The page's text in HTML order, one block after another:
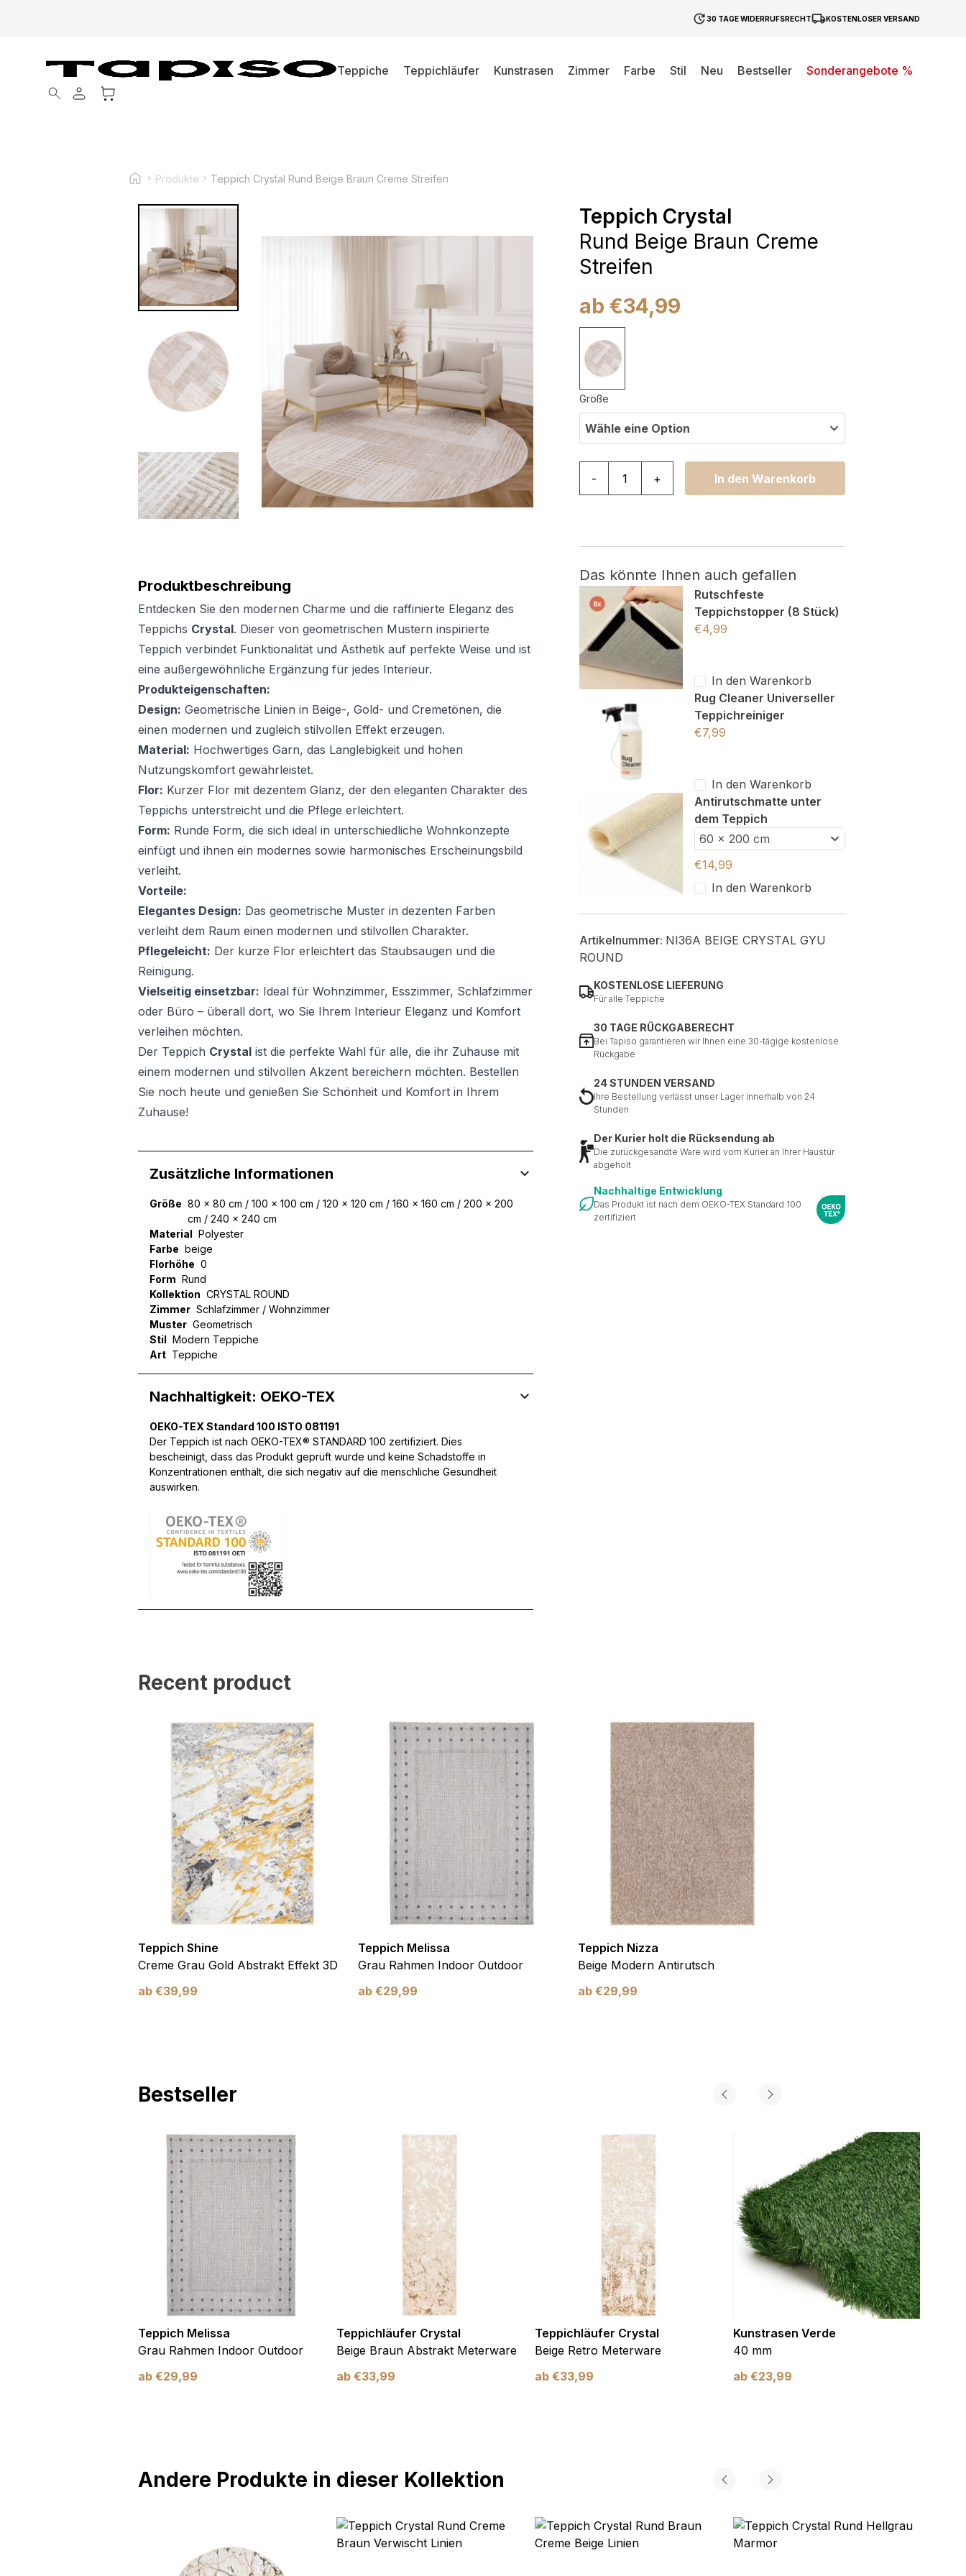
30 TAGE WIDERRUFSRECHT KOSTENLOSER VERSAND
Teppiche Teppichläufer Kunstrasen Zimmer Farbe Stil Neu Bestseller
Sonderangebote %
Products search
Produkte Teppich Crystal Rund Beige Braun Creme Streifen
Produktbeschreibung
Entdecken Sie den modernen Charme und die raffinierte Eleganz des
Teppichs Crystal. Dieser von geometrischen Mustern inspirierte
Teppich verbindet Funktionalität und Ästhetik auf perfekte Weise und ist
eine außergewöhnliche Ergänzung für jedes Interieur.
Produkteigenschaften:
Design: Geometrische Linien in Beige-, Gold- und Cremetönen, die
einen modernen und zugleich stilvollen Effekt erzeugen.
Material: Hochwertiges Garn, das Langlebigkeit und hohen
Nutzungskomfort gewährleistet.
Flor: Kurzer Flor mit dezentem Glanz, der den eleganten Charakter des
Teppichs unterstreicht und die Pflege erleichtert.
Form: Runde Form, die sich ideal in unterschiedliche Wohnkonzepte
einfügt und ihnen ein modernes sowie harmonisches Erscheinungsbild
verleiht.
Vorteile:
Elegantes Design: Das geometrische Muster in dezenten Farben
verleiht dem Raum einen modernen und stilvollen Charakter.
Pflegeleicht: Der kurze Flor erleichtert das Staubsaugen und die
Reinigung.
Vielseitig einsetzbar: Ideal für Wohnzimmer, Esszimmer, Schlafzimmer
oder Büro – überall dort, wo Sie Ihrem Interieur Eleganz und Komfort
verleihen möchten.
Der Teppich Crystal ist die perfekte Wahl für alle, die ihr Zuhause mit
einem modernen und stilvollen Akzent bereichern möchten. Bestellen
Sie noch heute und genießen Sie Schönheit und Komfort in Ihrem
Zuhause!
Teppich Crystal
Rund Beige Braun Creme
Streifen
ab €34,99
Größe
Wähle eine Option
- + In den Warenkorb
Das könnte Ihnen auch gefallen
Rutschfeste
Teppichstopper (8 Stück)
€4,99
In den Warenkorb
Rug Cleaner Universeller
Teppichreiniger
€7,99
In den Warenkorb
Antirutschmatte unter
dem Teppich
60 x 200 cm
€14,99
In den Warenkorb
Artikelnummer: NI36A BEIGE CRYSTAL GYU
ROUND
KOSTENLOSE LIEFERUNG
Für alle Teppiche
30 TAGE RÜCKGABERECHT
Bei Tapiso garantieren wir Ihnen eine 30-tägige kostenlose
Rückgabe
24 STUNDEN VERSAND
Ihre Bestellung verlässt unser Lager innerhalb von 24
Stunden
Der Kurier holt die Rücksendung ab
Die zurückgesandte Ware wird vom Kurier an Ihrer Haustür
abgeholt
Nachhaltige Entwicklung
Das Produkt ist nach dem OEKO-TEX Standard 100
zertifiziert
Zusätzliche Informationen
Größe 80 x 80 cm / 100 x 100 cm / 120 x 120 cm / 160 x 160 cm / 200 x 200
cm / 240 x 240 cm
Material Polyester
Farbe beige
Florhöhe 0
Form Rund
Kollektion CRYSTAL ROUND
Zimmer Schlafzimmer / Wohnzimmer
Muster Geometrisch
Stil Modern Teppiche
Art Teppiche
Nachhaltigkeit: OEKO-TEX
OEKO-TEX Standard 100 ISTO 081191
Der Teppich ist nach OEKO-TEX® STANDARD 100 zertifiziert. Dies
bescheinigt, dass das Produkt geprüft wurde und keine Schadstoffe in
Konzentrationen enthält, die sich negativ auf die menschliche Gesundheit
auswirken.
Recent product
Teppich Shine
Creme Grau Gold Abstrakt Effekt 3D
ab €39,99
Teppich Melissa
Grau Rahmen Indoor Outdoor
ab €29,99
Teppich Nizza
Beige Modern Antirutsch
ab €29,99
Bestseller
Teppich Melissa
Grau Rahmen Indoor Outdoor
ab €29,99
Teppichläufer Crystal
Beige Braun Abstrakt Meterware
ab €33,99
Teppichläufer Crystal
Beige Retro Meterware
ab €33,99
Kunstrasen Verde
40 mm
ab €23,99
Andere Produkte in dieser Kollektion
Wir verwenden Cookies, um Inhalte und Anzeigen zu personalisieren, um Funktionen für soziale Medien anbieten zu
können und um unseren Traffic zu analysieren. Außerdem geben wir Informationen über Ihre Verwendung unserer
mit weiteren Daten zusammenführen, die Sie ihnen bereitgestellt haben oder die sie im Rahmen Ihrer Nutzung der
Notwendig
Notwendige Cookies sind erforderlich, um die grundlegenden Funktionen dieser Website zu ermöglichen, wie zum
Präferenzen
Präferenz-Cookies ermöglichen es einer Website, Informationen zu speichern, die die Art und Weise ändern, wie die
Website aussieht oder funktioniert, wie zum Beispiel Ihre bevorzugte Sprache oder die Region, in der Sie sich befinden.
indem sie anonyme Informationen sammeln und melden.
Marketing-Cookies werden verwendet, um Benutzer über Websites hinweg zu verfolgen. Das Ziel ist es, Anzeigen
anzuzeigen, die für den einzelnen Benutzer relevant und ansprechend sind und somit wertvoller für Herausgeber und
Werbetreibende Dritter sind.
Nicht kategorisiert.
Andere nicht kategorisierte Cookies sind solche, die analysiert werden und noch keiner Kategorie zugeordnet wurden.
Alle ablehnen Meine Einstellungen speichern Alle akzeptieren